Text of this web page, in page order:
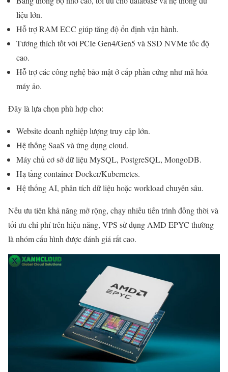
liệu lớn.
Hỗ trợ RAM ECC giúp tăng độ ổn định vận hành.
Tương thích tốt với PCIe Gen4/Gen5 và SSD NVMe tốc độ
cao.
Hỗ trợ các công nghệ bảo mật ở cấp phần cứng như mã hóa
máy ảo.
Đây là lựa chọn phù hợp cho:
Website doanh nghiệp lượng truy cập lớn.
Hệ thống SaaS và ứng dụng cloud.
Máy chủ cơ sở dữ liệu MySQL, PostgreSQL, MongoDB.
Hạ tầng container Docker/Kubernetes.
Hệ thống AI, phân tích dữ liệu hoặc workload chuyên sâu.
Nếu ưu tiên khả năng mở rộng, chạy nhiều tiến trình đồng thời và
tối ưu chi phí trên hiệu năng, VPS sử dụng AMD EPYC thường
là nhóm cấu hình được đánh giá rất cao.